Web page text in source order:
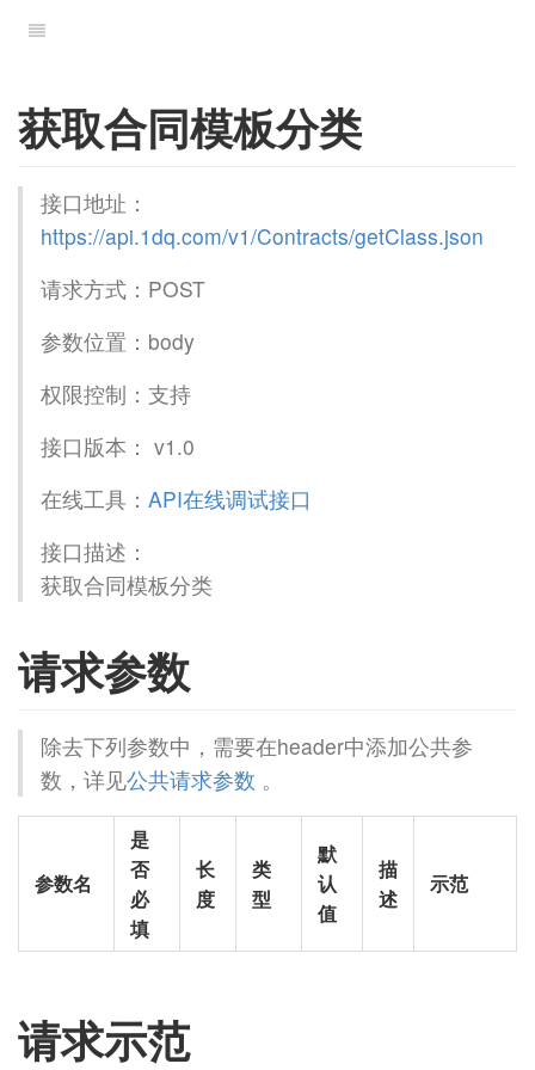
获取合同模板分类
接口地址：
https://api.1dq.com/v1/Contracts/getClass.json
请求方式：POST
参数位置：body
权限控制：支持
接口版本： v1.0
在线工具： API在线调试接口
接口描述：
获取合同模板分类
请求参数
除去下列参数中，需要在header中添加公共参
数，详见公共请求参数 。
参数名
是
否
必
填
长
度
类
型
默
认
值
描
述
示范
请求示范